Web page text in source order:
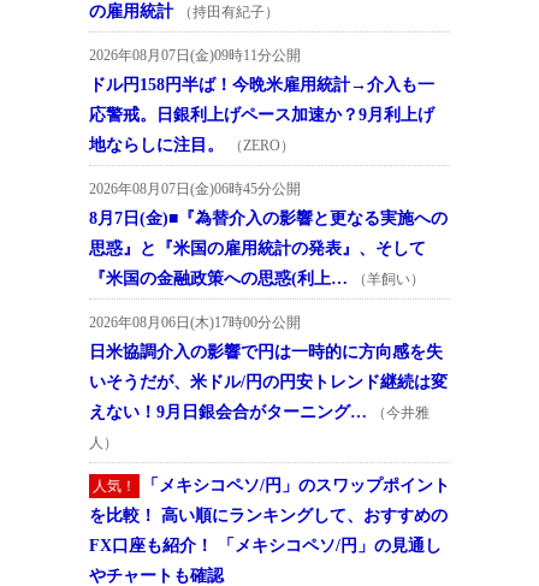
の雇用統計
（持田有紀子）
2026年08月07日(金)09時11分公開
ドル円158円半ば！今晩米雇用統計→介入も一
応警戒。日銀利上げペース加速か？9月利上げ
地ならしに注目。
（ZERO）
2026年08月07日(金)06時45分公開
8月7日(金)■『為替介入の影響と更なる実施への
思惑』と『米国の雇用統計の発表』、そして
『米国の金融政策への思惑(利上…
（羊飼い）
2026年08月06日(木)17時00分公開
日米協調介入の影響で円は一時的に方向感を失
いそうだが、米ドル/円の円安トレンド継続は変
えない！9月日銀会合がターニング…
（今井雅
人）
人気！
「メキシコペソ/円」のスワップポイント
を比較！ 高い順にランキングして、おすすめの
FX口座も紹介！ 「メキシコペソ/円」の見通し
やチャートも確認